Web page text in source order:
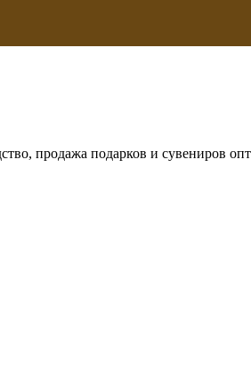
продажа подарков и сувениров